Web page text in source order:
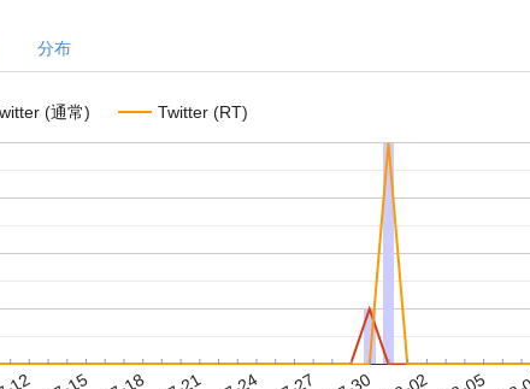
分布
(通常) Twitter (RT)